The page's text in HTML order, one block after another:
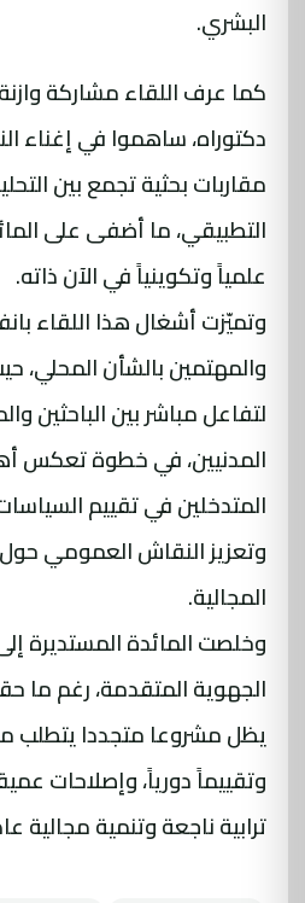
البشري.
كما عرف اللقاء مشاركة
دكتوراه، ساهموا في إغناء
مقاربات بحثية تجمع بين
التطبيقي، ما أضفى على
علمياً وتكوينياً في الآن ذاته.
وتميّزت أشغال هذا اللقاء
والمهتمين بالشأن المحلي،
لتفاعل مباشر بين الباحثين
المدنيين، في خطوة تعكس
المتدخلين في تقييم
وتعزيز النقاش العمومي حول
المجالية.
وخلصت المائدة المستديرة
الجهوية المتقدمة، رغم ما
يظل مشروعا متجددا يتطلب
وتقييماً دورياً، وإصلاحات
ترابية ناجعة وتنمية مجالية